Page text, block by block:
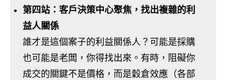
第四站：客戶決策中心聚焦，找出複雜的利
益人關係
誰才是這個案子的利益關係人？可能是採購
也可能是老闆，你得找出來。有時，阻礙你
成交的關鍵不是價格，而是穀倉效應（各部